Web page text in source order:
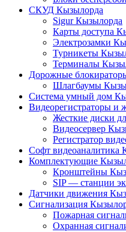
СКУД Кызылорда
Sigur Кызылорда
Карты доступа
Электрозамки
Турникеты
Терминалы
Дорожные
Шлагбаумы
Система умный дом
Видеорегистраторы и
Жесткие диски
Видеосервер
Регистратор
Софт видеоаналитика
Комплектующие
Кронштейны
SIP — станции
Датчики движения
Сигнализация
Пожарная
Охранная